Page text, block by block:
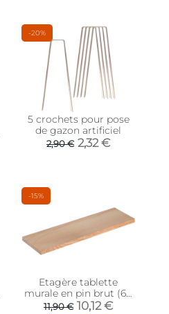
-20%
5 crochets pour pose
de gazon artificiel
2,90 € 2,32 €
-15%
Etagère tablette
murale en pin brut (60
x 17 cm)
11,90 € 10,12 €